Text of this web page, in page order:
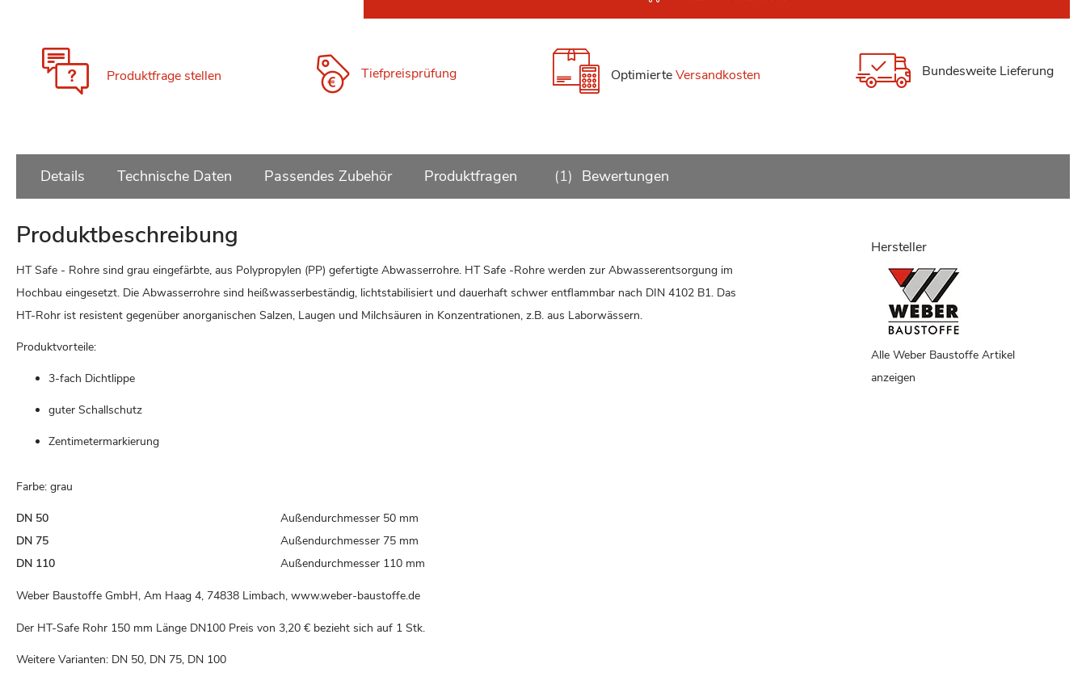
Produktfrage stellen Tiefpreisprüfung OptimierteVersandkosten Bundesweite Lieferung
Details Technische Daten Passendes Zubehör Produktfragen 1 Bewertungen
Hersteller
Alle Weber Baustoffe Artikel
anzeigen
Produktbeschreibung
HT Safe - Rohre sind grau eingefärbte, aus Polypropylen (PP) gefertigte Abwasserrohre. HT Safe -Rohre werden zur Abwasserentsorgung im
Hochbau eingesetzt. Die Abwasserrohre sind heißwasserbeständig, lichtstabilisiert und dauerhaft schwer entflammbar nach DIN 4102 B1. Das
HT-Rohr ist resistent gegenüber anorganischen Salzen, Laugen und Milchsäuren in Konzentrationen, z.B. aus Laborwässern.
Produktvorteile:
3-fach Dichtlippe
guter Schallschutz
Zentimetermarkierung
Farbe: grau
DN 50
Außendurchmesser 50 mm
DN 75
Außendurchmesser 75 mm
DN 110
Außendurchmesser 110 mm
Weber Baustoffe GmbH, Am Haag 4, 74838 Limbach, www.weber-baustoffe.de
Der HT-Safe Rohr 150 mm Länge DN100 Preis von 3,20 € bezieht sich auf 1 Stk.
Weitere Varianten: DN 50, DN 75, DN 100